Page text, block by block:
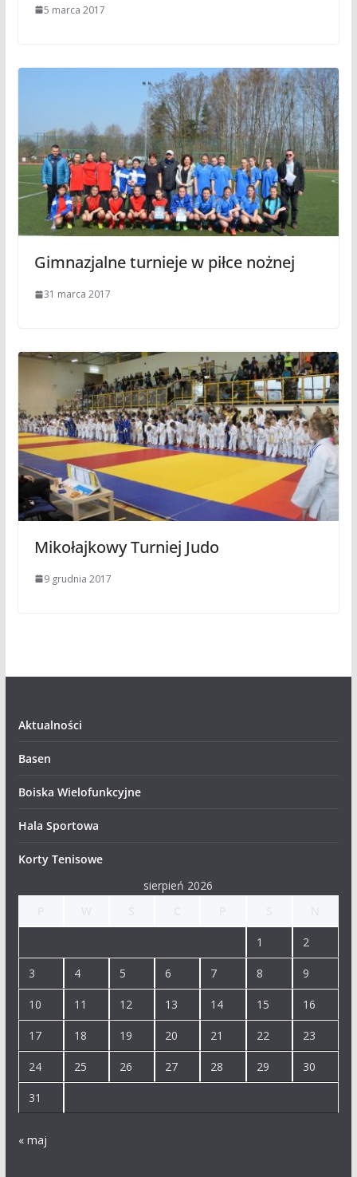
5 marca 2017
Gimnazjalne turnieje w piłce nożnej
31 marca 2017
Mikołajkowy Turniej Judo
9 grudnia 2017
Aktualności
Basen
Boiska Wielofunkcyjne
Hala Sportowa
Korty Tenisowe
sierpień 2026
1 2
3 4 5 6 7 8 9
10 11 12 13 14 15 16
17 18 19 20 21 22 23
24 25 26 27 28 29 30
31
« maj